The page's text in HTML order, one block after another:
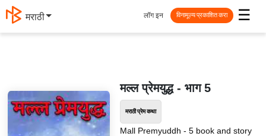
मराठी ☰
लॉग इन विनामूल्य प्रकाशित करा
मल्ल प्रेमयुद्ध - भाग 5
मराठी प्रेम कथा
Mall Premyuddh - 5 book and story